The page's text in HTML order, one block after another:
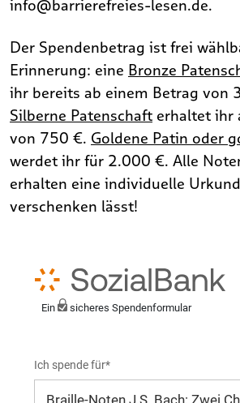
info@barrierefreies-lesen.de.
Der Spendenbetrag ist frei
Erinnerung: eine Bronze
ihr bereits ab einem Betrag von
Silberne Patenschaft erhaltet ihr
von 750 €. Goldene Patin oder
werdet ihr für 2.000 €. Alle
erhalten eine individuelle
verschenken lässt!